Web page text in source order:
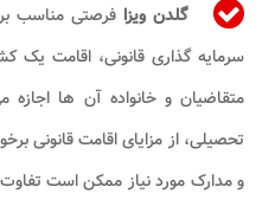
گلدن ویزا فرصتی مناسب
سرمایه گذاری قانونی، اقامت یک
متقاضیان و خانواده آن ها
تحصیلی، از مزایای اقامت قانونی
و مدارک مورد نیاز ممکن است